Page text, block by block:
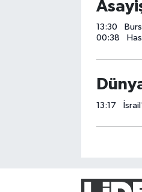
13:30
00:38
13:17